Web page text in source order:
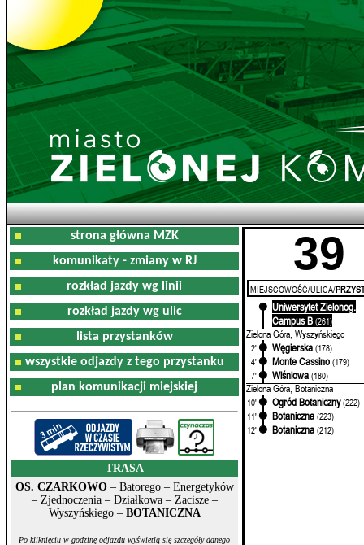
strona główna MZK
komunikaty - zmiany w RJ
rozkład jazdy wg linii
rozkład jazdy wg ulic
lista przystanków
wszystkie odjazdy z tego przystanku
plan komunikacji miejskiej
TRASA
OS. CZARKOWO– Batorego – Energetyków
– Zjednoczenia – Działkowa – Zacisze –
Wyszyńskiego – BOTANICZNA
Po kliknięciu w godzinę odjazdu wyświetlą się szczegóły danego
39
MIEJSCOWOŚĆ/ULICA/
Uniwersytet Zielonog.
Campus B (261)
Zielona Góra, Wyszyńskiego
2' Węgierska (178)
4'
Monte Cassino (179)
7'
Wiśniowa (180)
Zielona Góra, Botaniczna
10' Ogród Botaniczny (222)
11'
Botaniczna (223)
12'
Botaniczna (212)